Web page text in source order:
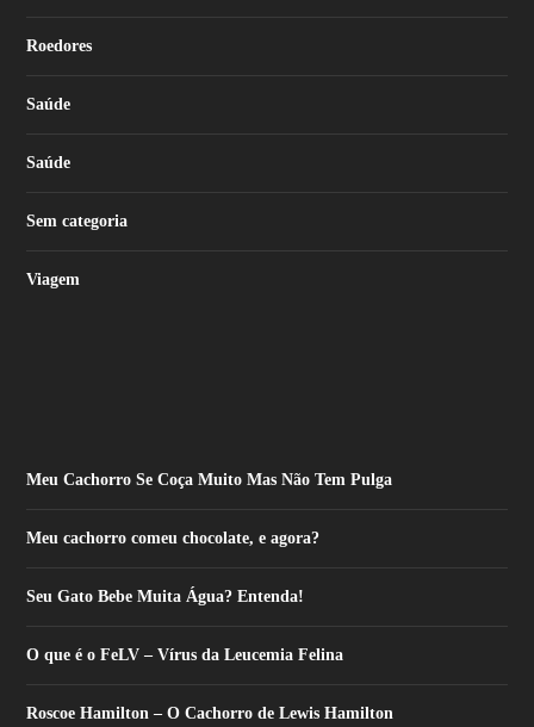
Roedores
Saúde
Saúde
Sem categoria
Viagem
Meu Cachorro Se Coça Muito Mas Não Tem Pulga
Meu cachorro comeu chocolate, e agora?
Seu Gato Bebe Muita Água? Entenda!
O que é o FeLV – Vírus da Leucemia Felina
Roscoe Hamilton – O Cachorro de Lewis Hamilton